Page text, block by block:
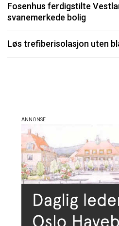
Fosenhus ferdigstilte
svanemerkede bolig
Løs trefiberisolasjon uten